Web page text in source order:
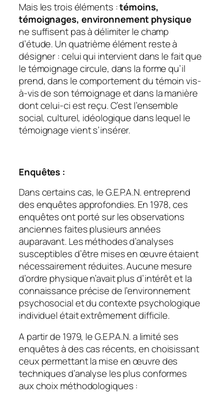
Mais les trois éléments :témoins,
témoignages, environnement physique
ne suffisent pas à délimiter le champ
d’étude. Un quatrième élément reste à
désigner : celui qui intervient dans le fait que
le témoignage circule, dans la forme qu’il
prend, dans le comportement du témoin vis-
à-vis de son témoignage et dans la manière
dont celui-ci est reçu. C’est l’ensemble
social, culturel, idéologique dans lequel le
témoignage vient s’insérer.
Enquêtes :
Dans certains cas, le G.E.P.A.N. entreprend
des enquêtes approfondies. En 1978, ces
enquêtes ont porté sur les observations
anciennes faites plusieurs années
auparavant. Les méthodes d’analyses
susceptibles d’être mises en œuvre étaient
nécessairement réduites. Aucune mesure
d’ordre physique n’avait plus d’intérêt et la
connaissance précise de l’environnement
psychosocial et du contexte psychologique
individuel était extrêmement difficile.
A partir de 1979, le G.E.P.A.N. a limité ses
enquêtes à des cas récents, en choisissant
ceux permettant la mise en œuvre des
techniques d’analyse les plus conformes
aux choix méthodologiques :